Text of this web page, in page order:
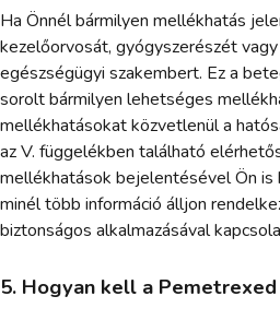
Ha Önnél bármilyen mellékhatás
kezelőorvosát, gyógyszerészét
egészségügyi szakembert. Ez a
sorolt bármilyen lehetséges
mellékhatásokat közvetlenül a
az V. függelékben található
mellékhatások bejelentésével Ön is
minél több információ álljon
biztonságos alkalmazásával
5. Hogyan kell a